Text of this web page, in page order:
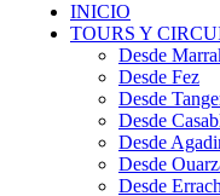
INICIO
TOURS Y
Desde
Desde Fez
Desde
Desde
Desde
Desde
Desde